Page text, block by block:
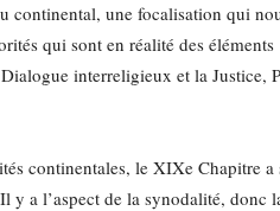
continental, une focalisation qui
qui sont en réalité des éléments
interreligieux et la Justice,
continentales, le XIXe Chapitre
y a l’aspect de la synodalité, donc